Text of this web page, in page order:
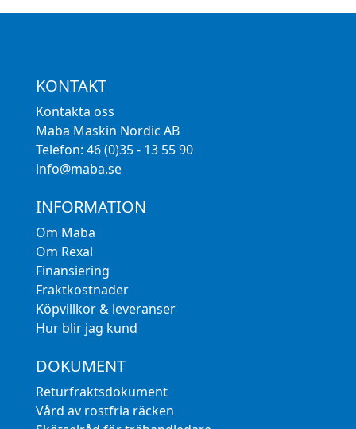
KONTAKT
Kontakta oss
Maba Maskin Nordic AB
Telefon: 46 (0)35 - 13 55 90
info@maba.se
INFORMATION
Om Maba
Om Rexal
Finansiering
Fraktkostnader
Köpvillkor & leveranser
Hur blir jag kund
DOKUMENT
Returfraktsdokument
Vård av rostfria räcken